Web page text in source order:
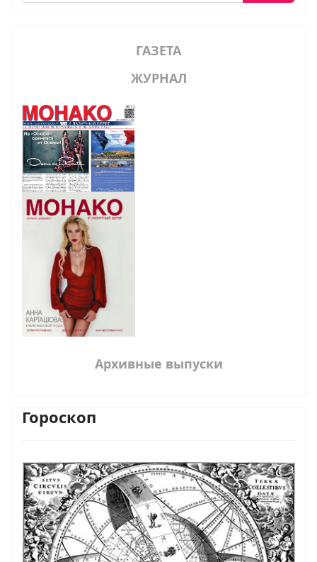
ГАЗЕТА
ЖУРНАЛ
Архивные выпуски
Гороскоп